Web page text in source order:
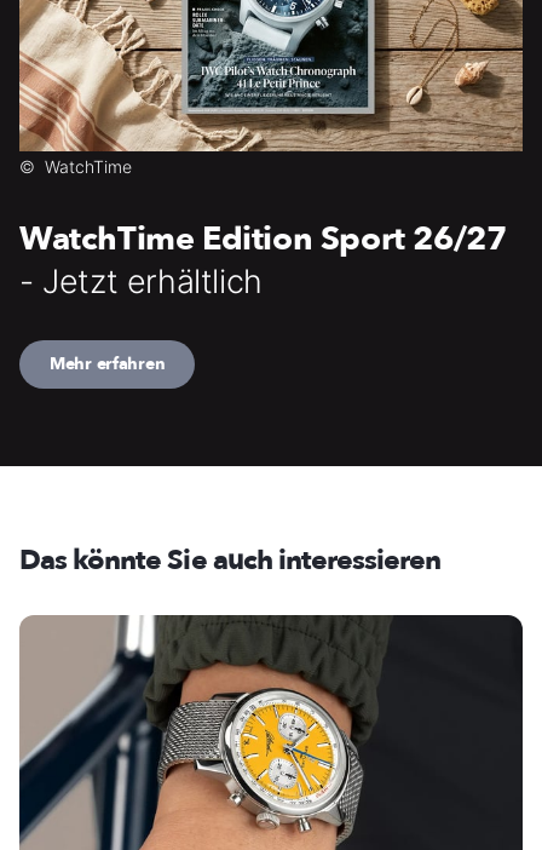
© WatchTime
WatchTime Edition Sport 26/27
- Jetzt erhältlich
Mehr erfahren
Das könnte Sie auch interessieren